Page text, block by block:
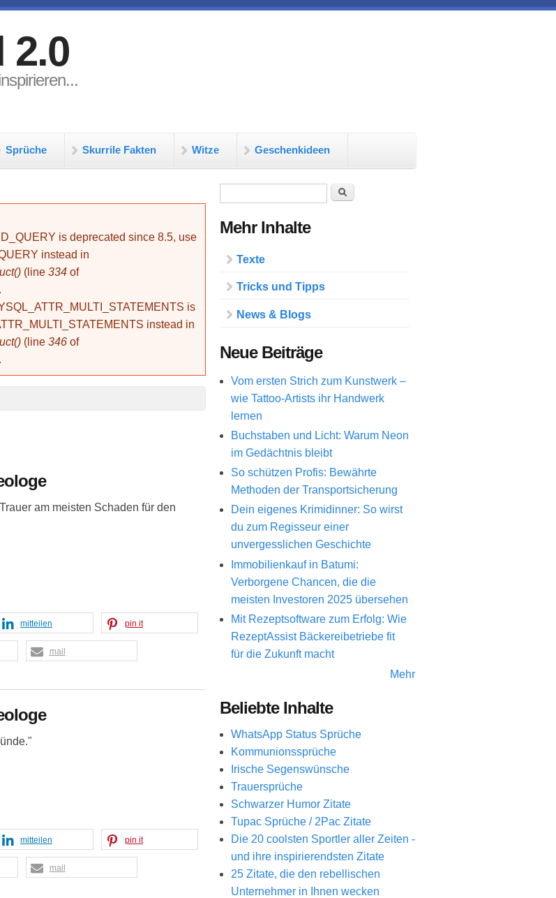
2.0
Sprüche Skurrile Fakten Witze Geschenkideen
is deprecated since 8.5, use
instead in
(line 334 of
is
instead in
(line 346 of
am meisten Schaden für den
mitteilen pin it
mail
mitteilen pin it
mail
Suche
Mehr Inhalte
Texte
Tricks und Tipps
News & Blogs
Neue Beiträge
Vom ersten Strich zum Kunstwerk –
wie Tattoo-Artists ihr Handwerk
lernen
Buchstaben und Licht: Warum Neon
im Gedächtnis bleibt
So schützen Profis: Bewährte
Methoden der Transportsicherung
Dein eigenes Krimidinner: So wirst
du zum Regisseur einer
unvergesslichen Geschichte
Immobilienkauf in Batumi:
Verborgene Chancen, die die
meisten Investoren 2025 übersehen
Mit Rezeptsoftware zum Erfolg: Wie
RezeptAssist Bäckereibetriebe fit
für die Zukunft macht
Mehr
Beliebte Inhalte
WhatsApp Status Sprüche
Kommunionssprüche
Irische Segenswünsche
Trauersprüche
Schwarzer Humor Zitate
Tupac Sprüche / 2Pac Zitate
Die 20 coolsten Sportler aller Zeiten -
und ihre inspirierendsten Zitate
25 Zitate, die den rebellischen
Unternehmer in Ihnen wecken